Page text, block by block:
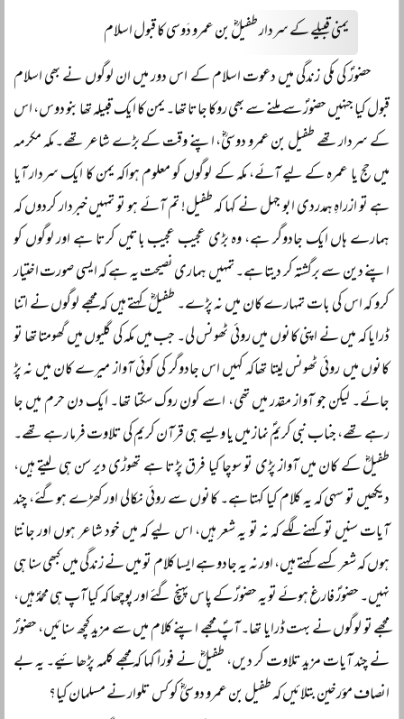
یمنی قبیلے کے سردار طفیلؓ بن عمرو دَوسی کا قبول اسلام
حضورؐ کی مکی زندگی میں دعوت اسلام کے اس دور میں ان لوگوں نے بھی اسلام
قبول کیا جنہیں حضورؐ سے ملنے سے بھی روکا جاتا تھا۔ یمن کا ایک قبیلہ تھا بنو دوس، اس
کے سردار تھے طفیل بن عمرو دوسیؓ، اپنے وقت کے بڑے شاعر تھے۔ مکہ مکرمہ
میں حج یا عمرہ کے لیے آئے، مکہ کے لوگوں کو معلوم ہواکہ یمن کا ایک سردار آیا
ہے تو ازراہِ ہمدردی ابو جہل نے کہا کہ طفیل! تم آئے ہو تو تمہیں خبردار کردوں کہ
ہمارے ہاں ایک جادوگر ہے، وہ بڑی عجیب عجیب باتیں کرتا ہے اور لوگوں کو
اپنے دین سے برگشتہ کر دیتا ہے۔ تمہیں ہماری نصیحت یہ ہے کہ ایسی صورت اختیار
کرو کہ اس کی بات تمہارے کان میں نہ پڑے۔ طفیلؓ کہتے ہیں کہ مجھے لوگوں نے اتنا
ڈرایا کہ میں نے اپنی کانوں میں روئی ٹھونس لی۔ جب میں مکہ کی گلیوں میں گھومتا تھا تو
کانوں میں روئی ٹھونس لیتا تھاکہ کہیں اس جادوگر کی کوئی آواز میرے کان میں نہ پڑ
جائے۔ لیکن جو آواز مقدر میں تھی، اسے کون روک سکتا تھا۔ ایک دن حرم میں جا
رہے تھے، جناب نبی کریمؐ نماز میں یا ویسے ہی قرآن کریم کی تلاوت فرما رہے تھے۔
طفیلؓ کے کان میں آواز پڑی تو سوچا کیا فرق پڑتا ہے تھوڑی دیر سن ہی لیتے ہیں،
دیکھیں تو سہی کہ یہ کلام کیا کہتا ہے۔ کانوں سے روئی نکالی اور کھڑے ہوگئے، چند
آیات سنیں تو کہنے لگے کہ نہ تو یہ شعر ہیں، اس لیے کہ میں خود شاعر ہوں اور جانتا
ہوں کہ شعر کسے کہتے ہیں، اور نہ یہ جادو ہے ایسا کلام تو میں نے زندگی میں کبھی سنا ہی
نہیں۔ حضورؐ فارغ ہوئے تو یہ حضورؐ کے پاس پہنچ گئے اور پوچھا کہ کیا آپ ہی محمدؐ ہیں،
مجھے تو لوگوں نے بہت ڈرایا تھا۔ آپؐ مجھے اپنے کلام میں سے مزید کچھ سنائیں، حضورؐ
نے چند آیات مزید تلاوت کر دیں، طفیلؓ نے فوراً کہا کہ مجھے کلمہ پڑھائیے۔ یہ بے
انصاف مؤرخین بتلائیں کہ طفیل بن عمرو دوسیؓ کو کس تلوار نے مسلمان کیا؟